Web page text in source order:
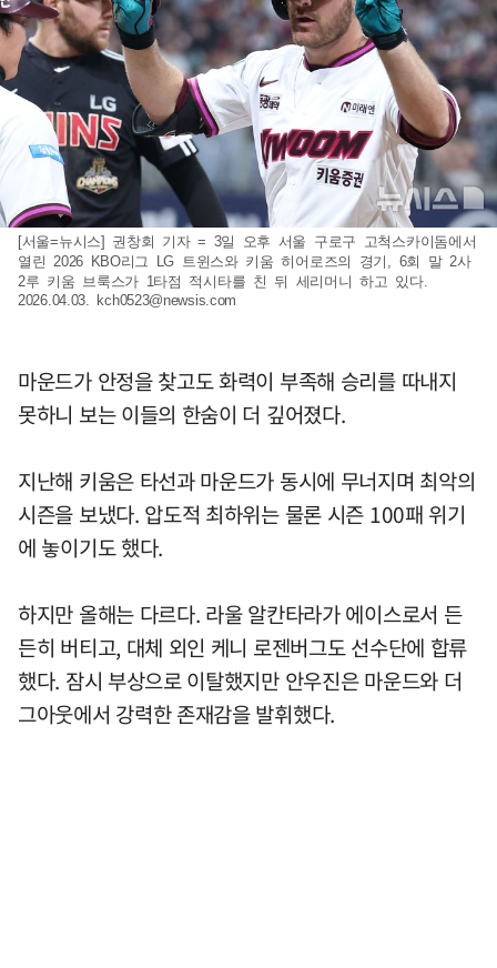
[서울=뉴시스] 권창회 기자 = 3일 오후 서울 구로구 고척스카이돔에서
열린 2026 KBO리그 LG 트윈스와 키움 히어로즈의 경기, 6회 말 2사
2루 키움 브룩스가 1타점 적시타를 친 뒤 세리머니 하고 있다.
2026.04.03. kch0523@newsis.com
마운드가 안정을 찾고도 화력이 부족해 승리를 따내지
못하니 보는 이들의 한숨이 더 깊어졌다.
지난해 키움은 타선과 마운드가 동시에 무너지며 최악의
시즌을 보냈다. 압도적 최하위는 물론 시즌 100패 위기
에 놓이기도 했다.
하지만 올해는 다르다. 라울 알칸타라가 에이스로서 든
든히 버티고, 대체 외인 케니 로젠버그도 선수단에 합류
했다. 잠시 부상으로 이탈했지만 안우진은 마운드와 더
그아웃에서 강력한 존재감을 발휘했다.